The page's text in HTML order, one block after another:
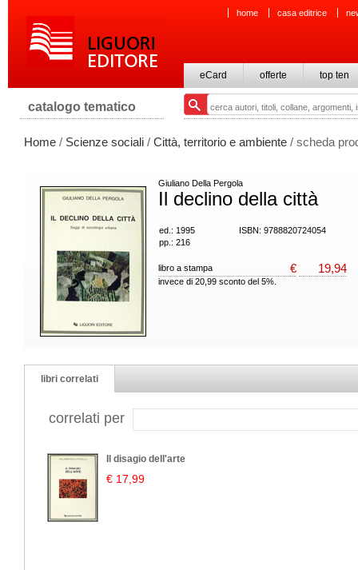
home casa editrice
eCard offerte top ten
catalogo tematico
Home / Scienze sociali / Città, territorio e ambiente / scheda
Giuliano Della Pergola
Il declino della città
ed.: 1995
ISBN: 9788820724054
pp.: 216
libro a stampa € 19,94
invece di 20,99 sconto del 5%.
libri correlati
correlati per
Il disagio dell'arte
€ 17,99